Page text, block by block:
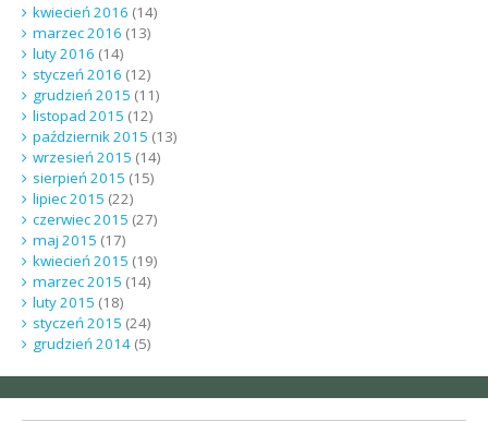
kwiecień 2016 (14)
marzec 2016 (13)
luty 2016 (14)
styczeń 2016 (12)
grudzień 2015 (11)
listopad 2015 (12)
październik 2015 (13)
wrzesień 2015 (14)
sierpień 2015 (15)
lipiec 2015 (22)
czerwiec 2015 (27)
maj 2015 (17)
kwiecień 2015 (19)
marzec 2015 (14)
luty 2015 (18)
styczeń 2015 (24)
grudzień 2014(5)